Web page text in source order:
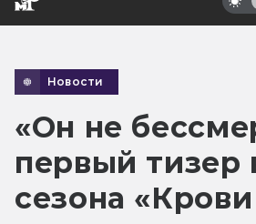
Новости
«Он не
первый тизер
сезона